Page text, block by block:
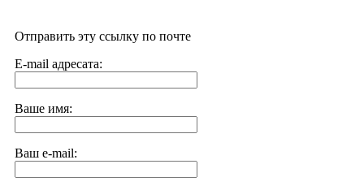
Отправить эту ссылку по почте
E-mail адресата:
Ваше имя:
Ваш e-mail: